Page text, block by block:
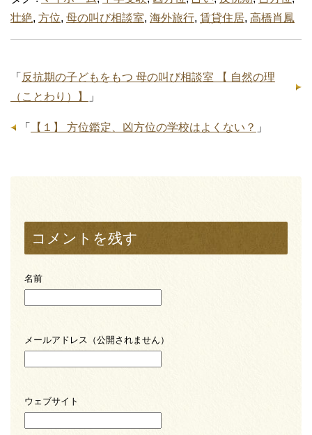
壮絶, 方位, 母の叫び相談室, 海外旅行, 賃貸住居, 高橋肖鳳
「 反抗期の子どもをもつ 母の叫び相談室 【 自然の理
（ことわり）】
」
「 【１】 方位鑑定、凶方位の学校はよくない？ 」
コメントを残す
名前
メールアドレス（公開されません）
ウェブサイト